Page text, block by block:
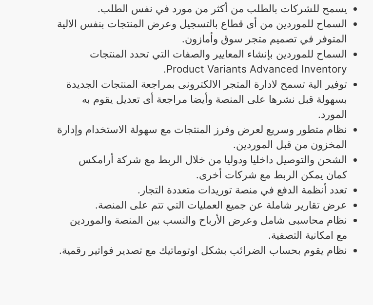
يسمح للشركات بالطلب من أكثر من مورد في نفس الطلب.
السماح للموردين من أى قطاع بالتسجيل وعرض المنتجات بنفس الالية
المتوفر في تصميم متجر سوق وأمازون.
السماح للموردين بإنشاء المعايير والصفات التي تحدد المنتجات
Product Variants Advanced Inventory.
توفير الية تسمح لادارة المتجر الالكترونى بمراجعة المنتجات الجديدة
بسهولة قبل نشرها على المنصة وأيضا مراجعة أى تعديل يقوم به
المورد.
نظام متطور وسريع لعرض وفرز المنتجات مع سهولة الاستخدام وإدارة
المخزون من قبل الموردين.
الشحن والتوصيل داخليا ودوليا من خلال الربط مع شركة أرامكس
كمان يمكن الربط مع شركات أخرى.
تعدد أنظمة الدفع في منصة توريدات متعددة التجار.
عرض تقارير شاملة عن جميع العمليات التي تتم على المنصة.
نظام محاسبى شامل وعرض الأرباح والنسب بين المنصة والموردين
مع امكانية التصفية.
نظام يقوم بحساب الضرائب بشكل اوتوماتيك مع تصدير فواتير رقمية.